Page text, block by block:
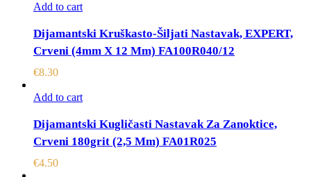
Add to cart
Dijamantski Kruškasto-Šiljati Nastavak, EXPERT,
Crveni (4mm X 12 Mm) FA100R040/12
€8.30
Add to cart
Dijamantski Kugličasti Nastavak Za Zanoktice,
Crveni 180grit (2,5 Mm) FA01R025
€4.50